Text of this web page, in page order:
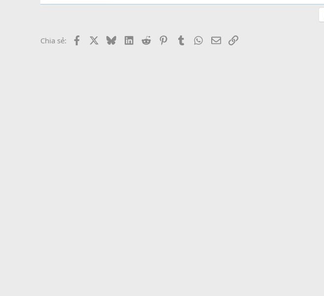
Chia sẻ: Facebook BlueskyLinkedIn
Reddit PinterestTumblr WhatsApp
EmailLink